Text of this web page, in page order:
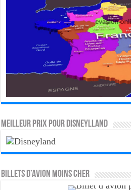
MEILLEUR PRIX POUR DISNEYLLAND
Billets d’avion moins cher